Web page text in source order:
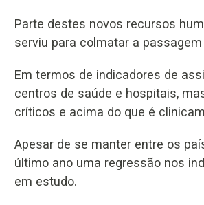
Parte destes novos recursos
serviu para colmatar a
Em termos de indicadores de
centros de saúde e hospitais,
críticos e acima do que é
Apesar de se manter entre os
último ano uma regressão nos
em estudo.